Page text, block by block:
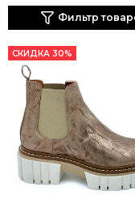
Фильтр
СКИДКА 30%